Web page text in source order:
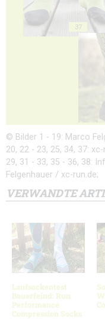
37
© Bilder 1 - 19: Marco
20, 22 - 23, 25, 34, 37:
29, 31 - 33, 35 - 36, 38:
Felgenhauer / xc-run.de;
VERWANDTE
Laufsockentest
Bauerfeind: Run
Performance
Compression Socks